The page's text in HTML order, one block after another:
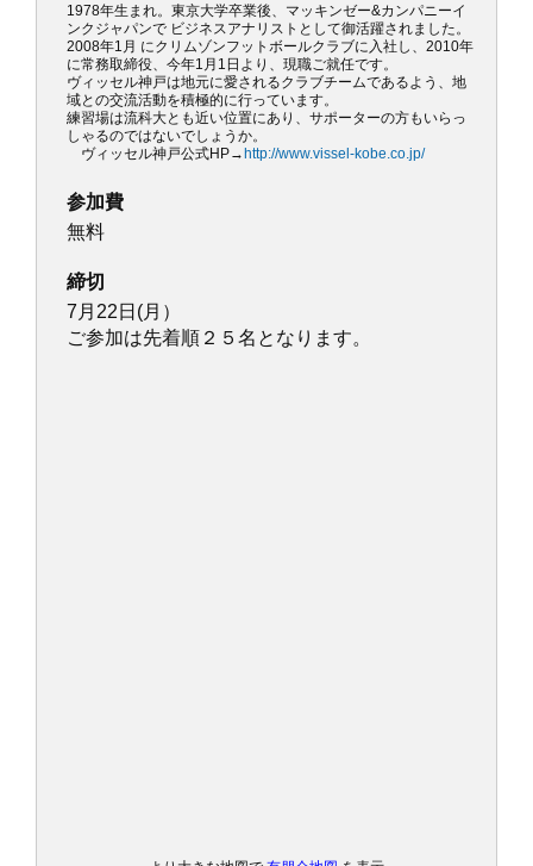
1978年生まれ。東京大学卒業後、マッキンゼー&カンパニーイ
ンクジャパンで ビジネスアナリストとして御活躍されました。
2008年1月 にクリムゾンフットボールクラブに入社し、2010年
に常務取締役、今年1月1日より、現職ご就任です。
ヴィッセル神戸は地元に愛されるクラブチームであるよう、地
域との交流活動を積極的に行っています。
練習場は流科大とも近い位置にあり、サポーターの方もいらっ
しゃるのではないでしょうか。
ヴィッセル神戸公式HP→ http://www.vissel-kobe.co.jp/
参加費
無料
締切
7月22日(月）
ご参加は先着順２５名となります。